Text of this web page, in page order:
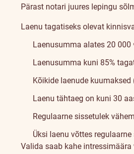
Pärast notari juures lepingu
Laenu tagatiseks olevat
Laenusumma alates 20 000
Laenusumma kuni 85%
Kõikide laenude
Laenu tähtaeg on kuni 30
Regulaarne sissetulek
Üksi laenu võttes
Valida saab kahe intressimäära